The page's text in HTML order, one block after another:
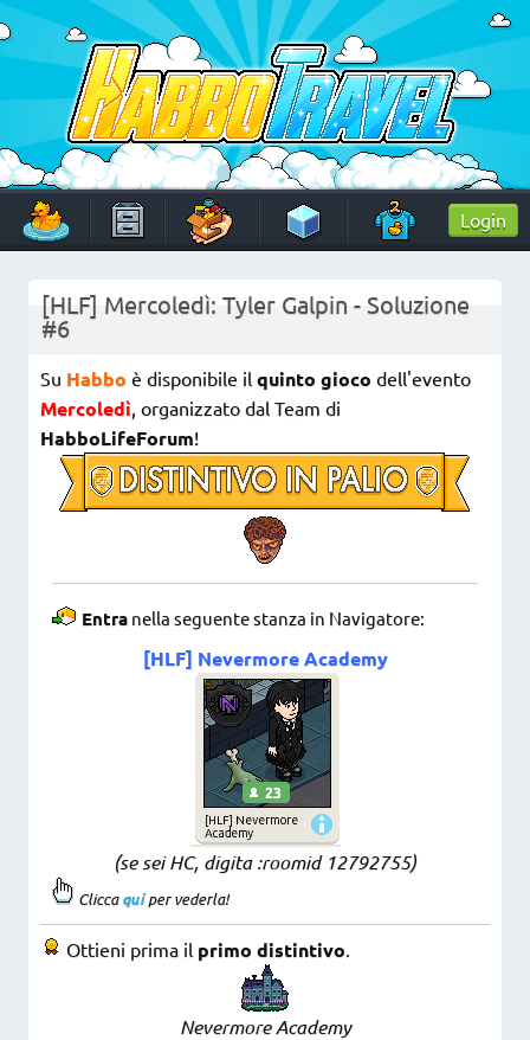
Skip
to
content
HabboTravel
Un viaggio di pixel!
Login
[HLF] Mercoledì: Tyler Galpin - Soluzione
#6
Su Habbo è disponibile il quinto gioco dell'evento
Mercoledì, organizzato dal Team di
HabboLifeForum!
Entra nella seguente stanza in Navigatore:
[HLF] Nevermore Academy
(se sei HC, digita :roomid 12792755)
Cliccaquiper vederla!
Ottieni prima il primo distintivo.
Nevermore Academy